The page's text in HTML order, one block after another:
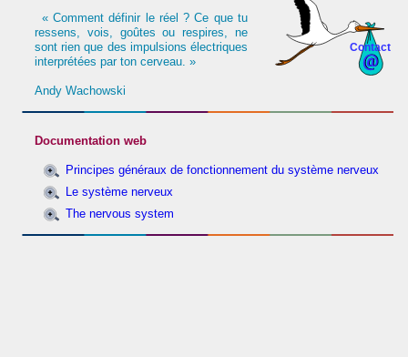
Contact
« Comment définir le réel ? Ce que tu
ressens, vois, goûtes ou respires, ne
sont rien que des impulsions électriques
interprétées par ton cerveau. »
Andy Wachowski
Documentation web
Principes généraux de fonctionnement du système nerveux
Le système nerveux
The nervous system